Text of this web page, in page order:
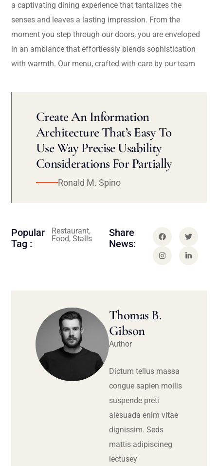
a captivating dining experience that tantalizes the
senses and leaves a lasting impression. From the
moment you step through our doors, you are enveloped
in an ambiance that effortlessly blends sophistication
with warmth. Our menu, crafted with care by our team
Create An Information
Architecture That’s Easy To
Use Way Precise Usability
Considerations For Partially
Ronald M. Spino
Popular
Tag :
Restaurant,
Food, Stalls
Share
News:
Thomas B.
Gibson
Author
Dictum tellus massa
congue sapien mollis
suspende preti
alesuada enim vitae
dignissim. Seds
mattis adipiscineg
lectusey